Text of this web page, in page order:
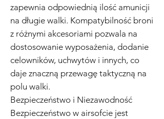
zapewnia odpowiednią ilość amunicji
na długie walki. Kompatybilność broni
z różnymi akcesoriami pozwala na
dostosowanie wyposażenia, dodanie
celowników, uchwytów i innych, co
daje znaczną przewagę taktyczną na
polu walki.
Bezpieczeństwo i Niezawodność
Bezpieczeństwo w airsofcie jest